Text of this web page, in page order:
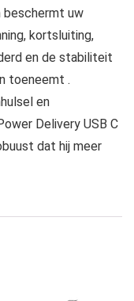
beschermt uw
kortsluiting,
en de stabiliteit
toeneemt .
en
Delivery USB C
dat hij meer